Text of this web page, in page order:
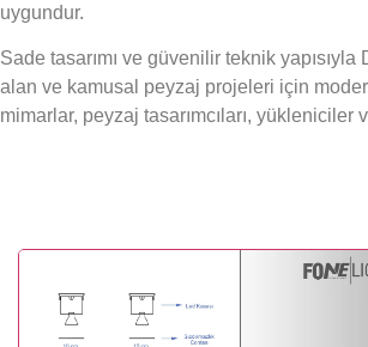
uygundur.
Sade tasarımı ve güvenilir teknik
alan ve kamusal peyzaj projeleri için
mimarlar, peyzaj tasarımcıları,